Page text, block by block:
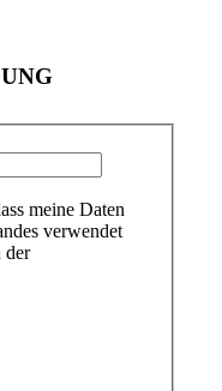
meine Daten
verwendet
der